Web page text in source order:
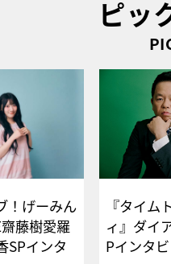
ピッ
！げーみん
藤樹愛羅
SPインタ
『タイム
ィ』ダイ
Pイン